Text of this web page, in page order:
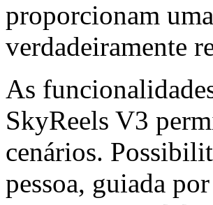
proporcionam
verdadeiramente
As
SkyReels V3
cenários.
pessoa, guiada